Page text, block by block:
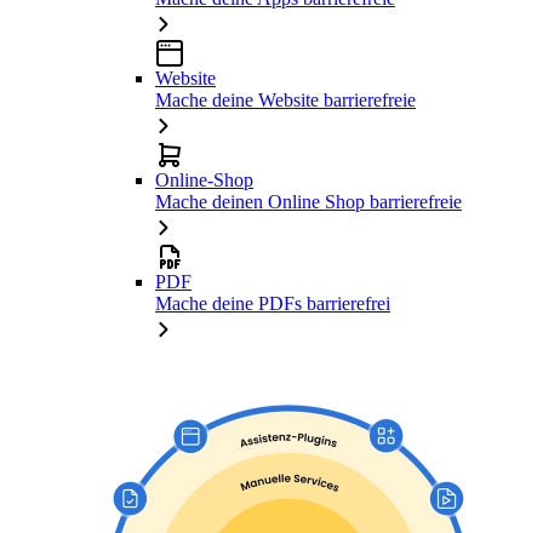
Website
Mache deine Website barrierefreie
Online-Shop
Mache deinen Online Shop barrierefreie
PDF
Mache deine PDFs barrierefrei